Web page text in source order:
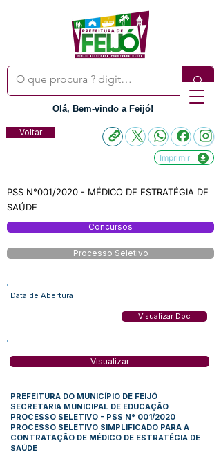
Olá, Bem-vindo a Feijó!
Voltar
Imprimir
PSS N°001/2020 - MÉDICO DE ESTRATÉGIA DE
SAÚDE
Concursos
Processo Seletivo
Data de Abertura
-
Visualizar Doc
Visualizar
PREFEITURA DO MUNICÍPIO DE FEIJÓ
SECRETARIA MUNICIPAL DE EDUCAÇÃO
PROCESSO SELETIVO - PSS N° 001/2020
PROCESSO SELETIVO SIMPLIFICADO PARA A
CONTRATAÇÃO DE MÉDICO DE ESTRATÉGIA DE
SAÚDE